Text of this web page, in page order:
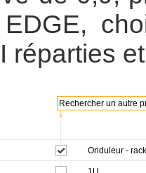
réparties
↓
Rechercher un autre
Onduleur -